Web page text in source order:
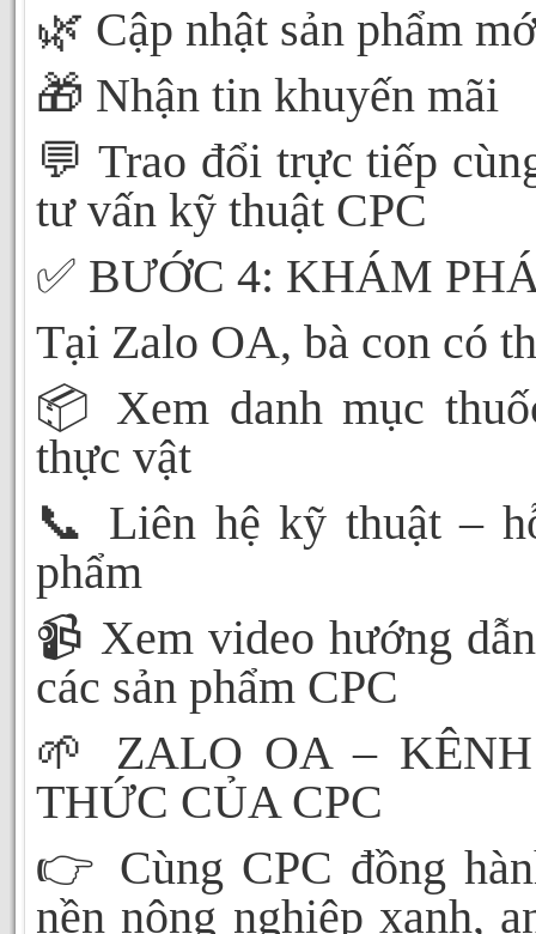
🌿 Cập nhật sản phẩm
🎁 Nhận tin khuyến mãi
💬 Trao đổi trực tiếp
tư vấn kỹ thuật CPC
✅ BƯỚC 4: KHÁM
Tại Zalo OA, bà con có
📦 Xem danh mục
thực vật
📞 Liên hệ kỹ thuật –
phẩm
📹 Xem video hướng
các sản phẩm CPC
🌱
ZALO OA –
THỨC CỦA CPC
👉 Cùng CPC đồng
nền nông nghiệp xanh,